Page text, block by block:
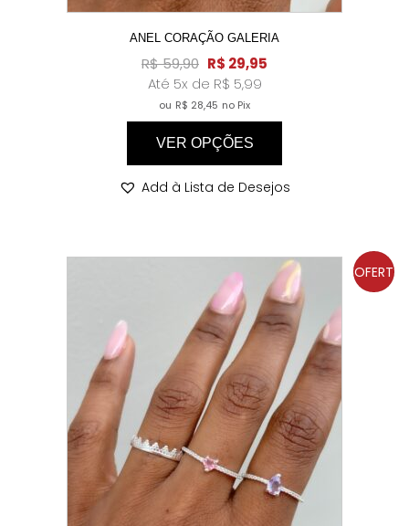
ANEL CORAÇÃO GALERIA
R$59,90 R$ 29,95
Até 5x de R$ 5,99
ou R$ 28,45 no Pix
VER OPÇÕES
Add à Lista de Desejos
OFERT